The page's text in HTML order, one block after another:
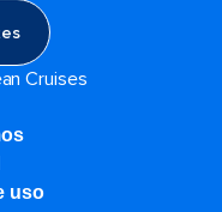
Cruises
uso